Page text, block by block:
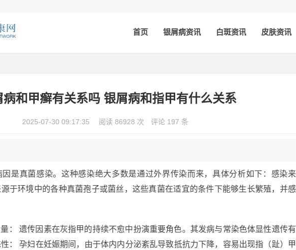
首页 银屑病资讯 白斑资讯 皮肤资讯
病和甲癣有关系吗 银屑病和指甲有什么关系
2025-07-30 09:17:35 阅读 86928 次 评论 197 条
是真菌感染。这种感染绝大多数是通过外界传染而来，具体分析如下：感染来
于环境中的各种真菌孢子或菌丝，这些真菌在适宜的条件下能够生长繁殖，并感
： 遗传因素在灰指甲的持续不愈中扮演重要角色。其发病与常染色体显性遗传有
： 孕妇在妊娠期间，由于体内内分泌紊乱导致抵抗力下降，容易出现指（趾）甲